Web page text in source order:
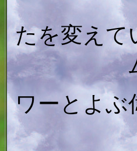
たを変えて
ワーとよぶ